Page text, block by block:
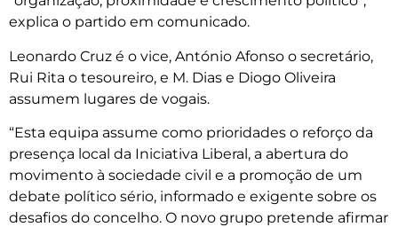
explica o partido em comunicado.
Leonardo Cruz é o vice, António Afonso o secretário,
Rui Rita o tesoureiro, e M. Dias e Diogo Oliveira
assumem lugares de vogais.
“Esta equipa assume como prioridades o reforço da
presença local da Iniciativa Liberal, a abertura do
movimento à sociedade civil e a promoção de um
debate político sério, informado e exigente sobre os
desafios do concelho. O novo grupo pretende afirmar